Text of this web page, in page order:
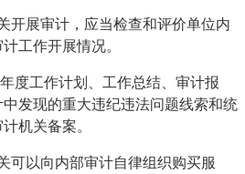
展审计，应当检查和评价单位内
工作开展情况。
工作计划、工作总结、审计报
发现的重大违纪违法问题线索和统
计机关备案。
以向内部审计自律组织购买服